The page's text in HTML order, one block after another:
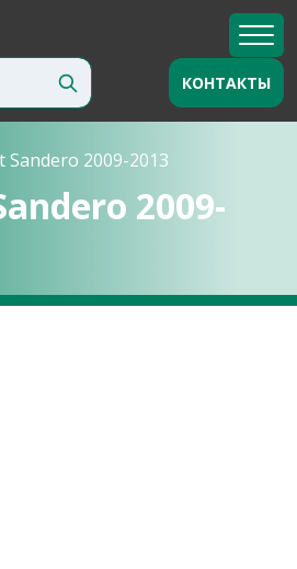
КОНТАКТЫ
Sandero 2009-2013
2009-